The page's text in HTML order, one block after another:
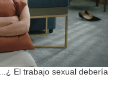
El trabajo sexual debería